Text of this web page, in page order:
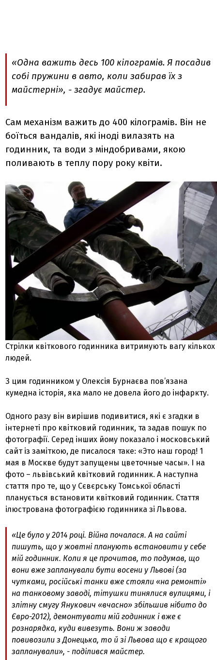
«Одна важить десь 100 кілограмів. Я посадив
собі пружини в авто, коли забирав їх з
майстерні», - згадує майстер.
Сам механізм важить до 400 кілограмів. Він не
боїться вандалів, які іноді вилазять на
годинник, та води з міндобривами, якою
поливають в теплу пору року квіти.
Стрілки квіткового годинника витримують вагу кількох
людей.
З цим годинником у Олексія Бурнаєва пов’язана
кумедна історія, яка мало не довела його до інфаркту.
Одного разу він вирішив подивитися, які є згадки в
інтернеті про квітковий годинник, та задав пошук по
фотографії. Серед інших йому показало і московський
сайт із заміткою, де писалося таке: «Это наш город! 1
мая в Москве будут запущены цветочные часы». І на
фото – львівський квітковий годинник. А наступна
стаття про те, що у Сєвєрську Томської області
планується встановити квітковий годинник. Стаття
ілюстрована фотографією годинника зі Львова.
«Це було у 2014 році. Війна почалася. А на сайті
пишуть, що у жовтні планують встановити у себе
мій годинник. Коли я це прочитав, то подумав, що
вони вже запланували бути восени у Львові (за
чутками, російські танки вже стояли «на ремонті»
на танковому заводі, тітушки тинялися вулицями, і
злітну смугу Янукович «вчасно» збільшив нібито до
Євро-2012), демонтувати мій годинник і вже є
рознарядка, куди вивезуть. Вони ж заводи
повивозили з Донецька, то й зі Львова що є кращого
запланували», - поділився майстер.